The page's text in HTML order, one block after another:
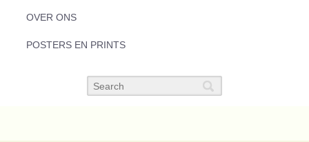
OVER ONS
POSTERS EN PRINTS